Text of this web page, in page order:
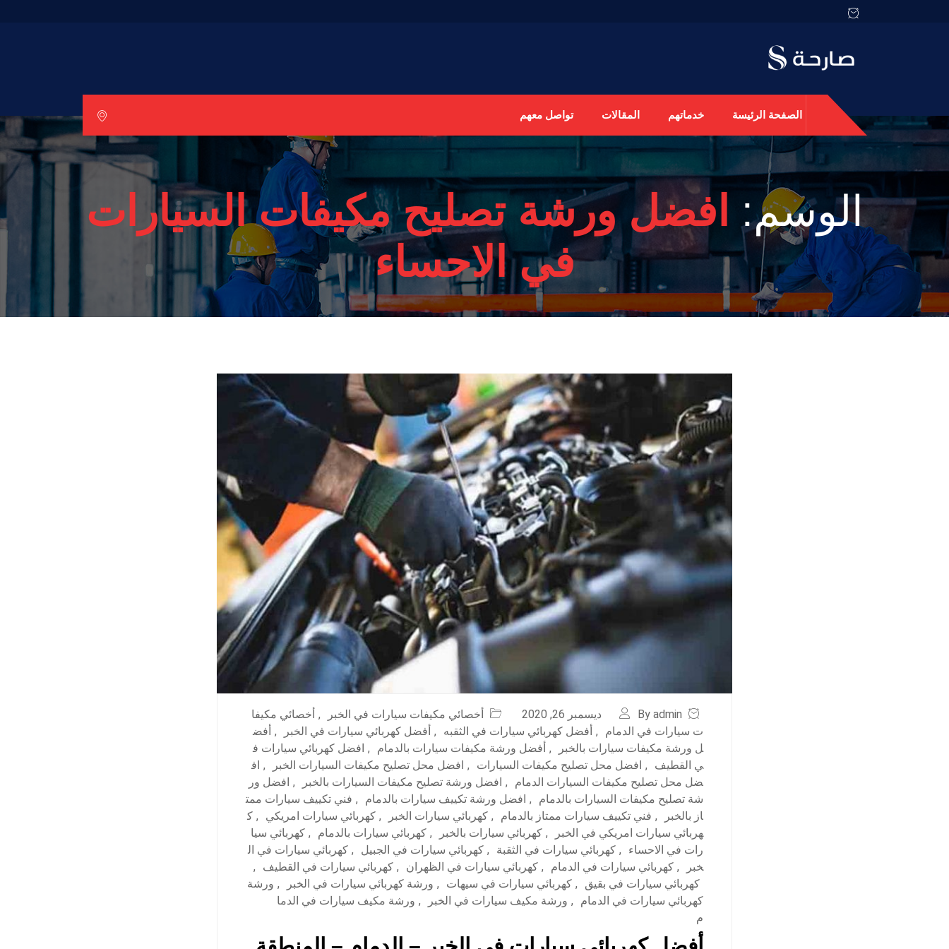
الصفحة الرئيسة خدماتهم المقالات تواصل معهم
الوسم:
افضل ورشة تصليح مكيفات السيارات
في الاحساء
By admin ديسمبر 26, 2020 أخصائي مكيفات سيارات في الخبر , أخصائي مكيفا
ت سيارات في الدمام
, أفضل كهربائي سيارات في الثقبه , أفضل كهربائي سيارات في الخبر , أفض
ل ورشة مكيفات سيارات بالخبر
, أفضل ورشة مكيفات سيارات بالدمام , افضل كهربائي سيارات ف
ي القطيف
, افضل محل تصليح مكيفات السيارات , افضل محل تصليح مكيفات السيارات الخبر , اف
ضل محل تصليح مكيفات السيارات الدمام
, افضل ورشة تصليح مكيفات السيارات بالخبر , افضل ور
شة تصليح مكيفات السيارات بالدمام
, افضل ورشة تكييف سيارات بالدمام , فني تكييف سيارات ممت
از بالخبر
, فني تكييف سيارات ممتاز بالدمام , كهربائي سيارات الخبر , كهربائي سيارات امريكي , ك
هربائي سيارات امريكي في الخبر
, كهربائي سيارات بالخبر , كهربائي سيارات بالدمام , كهربائي سيا
رات في الاحساء
, كهربائي سيارات في الثقبة , كهربائي سيارات في الجبيل , كهربائي سيارات في ال
خبر
, كهربائي سيارات في الدمام , كهربائي سيارات في الظهران , كهربائي سيارات في القطيف
,
كهربائي سيارات في بقيق
, كهربائي سيارات في سيهات , ورشة كهربائي سيارات في الخبر , ورشة
كهربائي سيارات في الدمام
, ورشة مكيف سيارات في الخبر , ورشة مكيف سيارات في الدما
م